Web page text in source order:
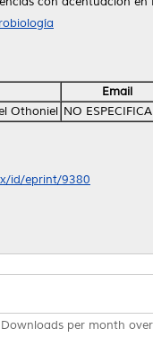
Email
Othoniel NO
id/eprint/9380
Downloads per month